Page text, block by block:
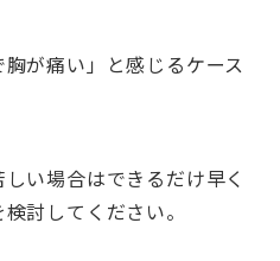
が痛い」と感じるケース
い場合はできるだけ早く
討してください。